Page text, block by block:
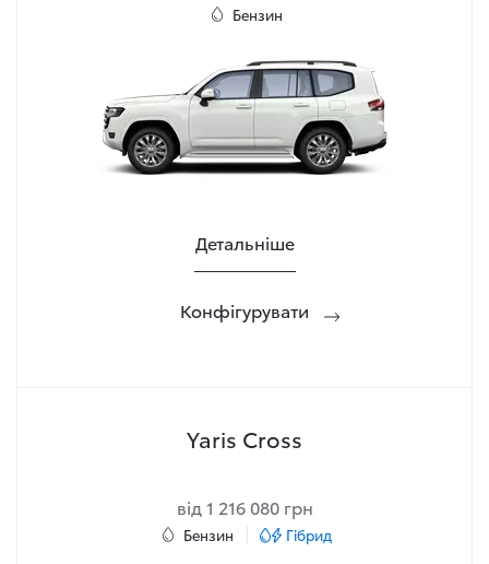
Бензин
Детальніше
Конфігурувати
Yaris Cross
від 1 216 080 грн
Бензин Гібрид